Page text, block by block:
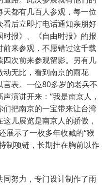
都有几百人参观，每一位
后立即打电话通知亲朋好
报》、《自由时报》的报
来参观，不愿错过这千载
次前来参观留影。另有几
无比，看到南京的雨花
表。一位80多岁的老兵不
演讲开来：“我是南京人，
把南京的一宝带来让台湾
儿展览是南京人的骄傲，
展示了一枚多年收藏的“猴
制项链，长期挂在胸前以作
努力，专门设计制作了雨